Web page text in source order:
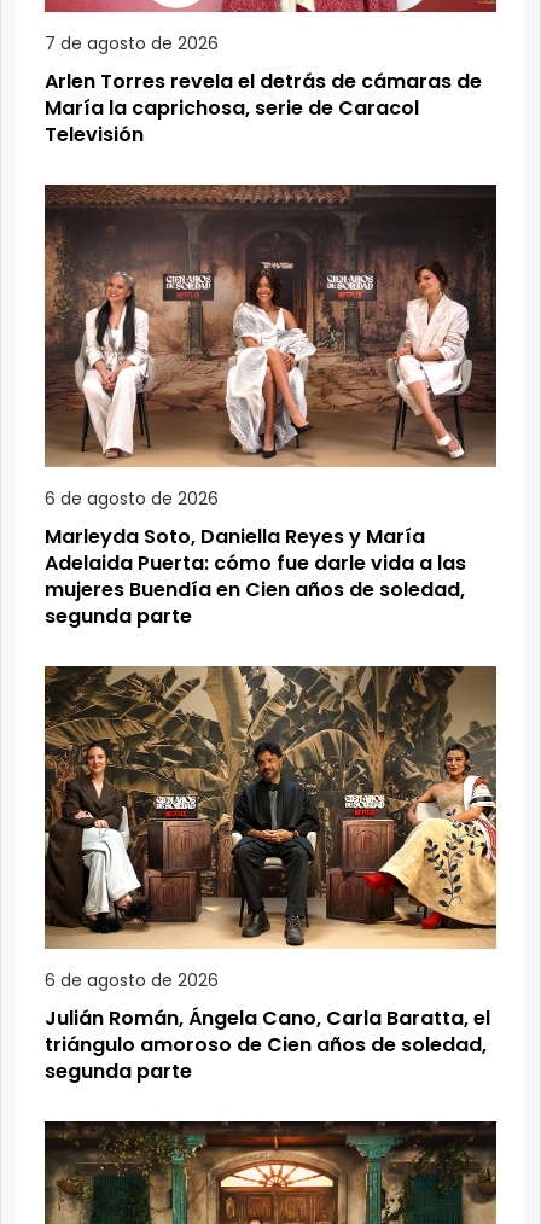
7 de agosto de 2026
Arlen Torres revela el detrás de cámaras de
María la caprichosa, serie de Caracol
Televisión
6 de agosto de 2026
Marleyda Soto, Daniella Reyes y María
Adelaida Puerta: cómo fue darle vida a las
mujeres Buendía en Cien años de soledad,
segunda parte
6 de agosto de 2026
Julián Román, Ángela Cano, Carla Baratta, el
triángulo amoroso de Cien años de soledad,
segunda parte